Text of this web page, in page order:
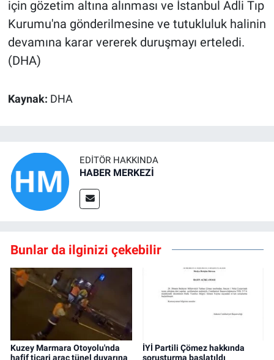
için gözetim altına alınması ve İstanbul Adli Tıp
Kurumu'na gönderilmesine ve tutukluluk halinin
devamına karar vererek duruşmayı erteledi.
(DHA)
Kaynak: DHA
EDITÖR HAKKINDA
HABER MERKEZİ
Bunlar da ilginizi çekebilir
Kuzey Marmara Otoyolu'nda
hafif ticari araç tünel duvarına
İYİ Partili Çömez hakkında
soruşturma başlatıldı